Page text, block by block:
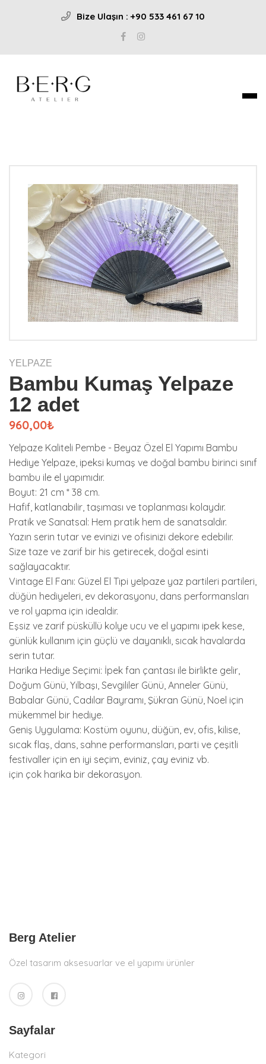
Bize Ulaşın : +90 533 461 67 10
YELPAZE
Bambu Kumaş Yelpaze
12 adet
960,00₺
Yelpaze Kaliteli Pembe - Beyaz Özel El Yapımı Bambu
Hediye Yelpaze, ipeksi kumaş ve doğal bambu birinci sınıf
bambu ile el yapımıdır.
Boyut: 21 cm * 38 cm.
Hafif, katlanabilir, taşıması ve toplanması kolaydır.
Pratik ve Sanatsal: Hem pratik hem de sanatsaldır.
Yazın serin tutar ve evinizi ve ofisinizi dekore edebilir.
Size taze ve zarif bir his getirecek, doğal esinti
sağlayacaktır.
Vintage El Fanı: Güzel El Tipi yelpaze yaz partileri partileri,
düğün hediyeleri, ev dekorasyonu, dans performansları
ve rol yapma için idealdir.
Eşsiz ve zarif püsküllü kolye ucu ve el yapımı ipek kese,
günlük kullanım için güçlü ve dayanıklı, sıcak havalarda
serin tutar.
Harika Hediye Seçimi: İpek fan çantası ile birlikte gelir,
Doğum Günü, Yılbaşı, Sevgililer Günü, Anneler Günü,
Babalar Günü, Cadılar Bayramı, Şükran Günü, Noel için
mükemmel bir hediye.
Geniş Uygulama: Kostüm oyunu, düğün, ev, ofis, kilise,
sıcak flaş, dans, sahne performansları, parti ve çeşitli
festivaller için en iyi seçim, eviniz, çay eviniz vb.
için çok harika bir dekorasyon.
Berg Atelier
Özel tasarım aksesuarlar ve el yapımı ürünler
Sayfalar
Kategori